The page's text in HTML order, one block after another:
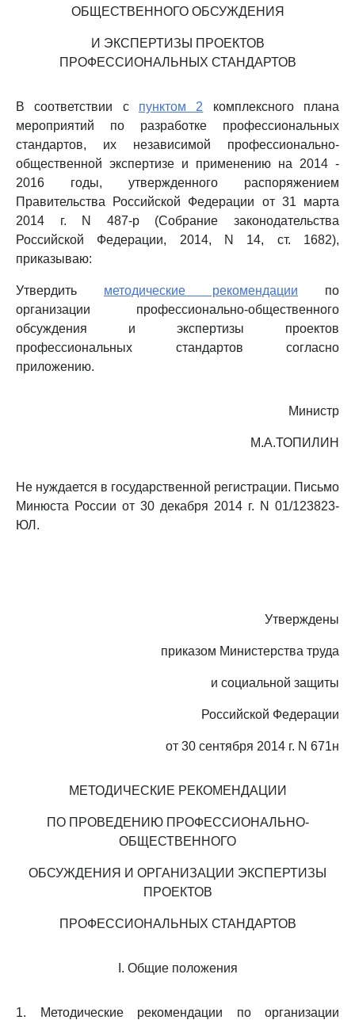
ОБЩЕСТВЕННОГО ОБСУЖДЕНИЯ
И ЭКСПЕРТИЗЫ ПРОЕКТОВ
ПРОФЕССИОНАЛЬНЫХ СТАНДАРТОВ
В соответствии с пунктом 2 комплексного плана
мероприятий по разработке профессиональных
стандартов, их независимой профессионально-
общественной экспертизе и применению на 2014 -
2016 годы, утвержденного распоряжением
Правительства Российской Федерации от 31 марта
2014 г. N 487-р (Собрание законодательства
Российской Федерации, 2014, N 14, ст. 1682),
приказываю:
Утвердить методические рекомендации по
организации профессионально-общественного
обсуждения и экспертизы проектов
профессиональных стандартов согласно
приложению.
Министр
М.А.ТОПИЛИН
Не нуждается в государственной регистрации. Письмо
Минюста России от 30 декабря 2014 г. N 01/123823-
ЮЛ.
Утверждены
приказом Министерства труда
и социальной защиты
Российской Федерации
от 30 сентября 2014 г. N 671н
МЕТОДИЧЕСКИЕ РЕКОМЕНДАЦИИ
ПО ПРОВЕДЕНИЮ ПРОФЕССИОНАЛЬНО-
ОБЩЕСТВЕННОГО
ОБСУЖДЕНИЯ И ОРГАНИЗАЦИИ ЭКСПЕРТИЗЫ
ПРОЕКТОВ
ПРОФЕССИОНАЛЬНЫХ СТАНДАРТОВ
I. Общие положения
1. Методические рекомендации по организации